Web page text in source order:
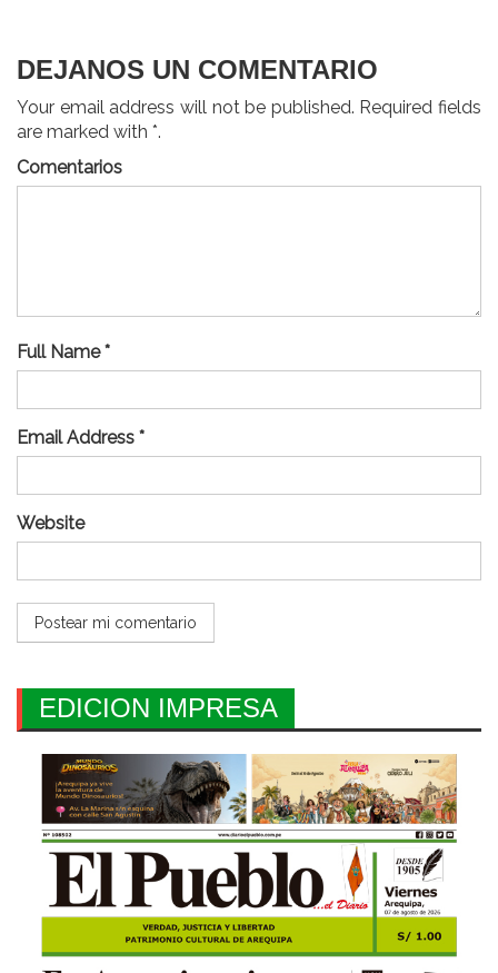
DEJANOS UN COMENTARIO
Your email address will not be published. Required fields
are marked with *.
Comentarios
Full Name *
Email Address *
Website
EDICION IMPRESA